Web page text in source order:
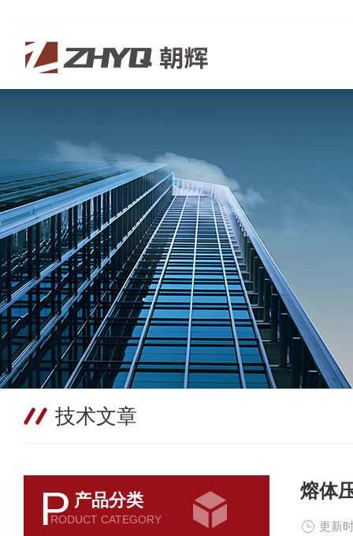
技术文章
P 产品分类
RODUCT CATEGORY
熔体
更新